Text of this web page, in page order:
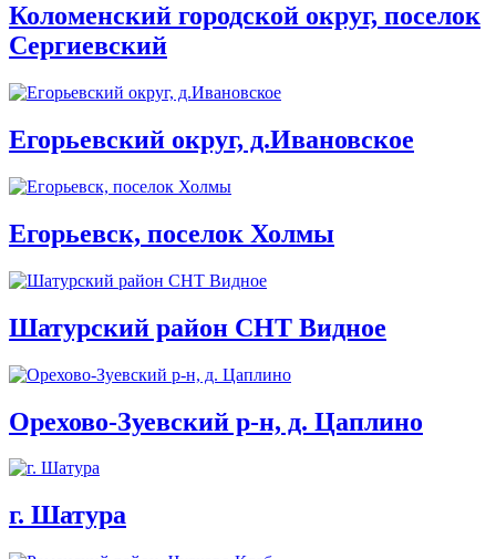
Коломенский городской округ, поселок
Сергиевский
Егорьевский округ, д.Ивановское
Егорьевск, поселок Холмы
Шатурский район СНТ Видное
Орехово-Зуевский р-н, д. Цаплино
г. Шатура